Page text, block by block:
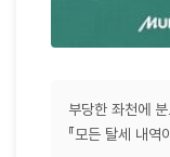
부당한 좌천에
『모든 탈세 내역